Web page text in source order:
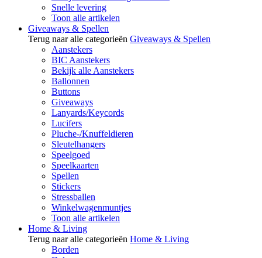
Snelle levering
Toon alle artikelen
Giveaways & Spellen
Terug naar alle categorieën Giveaways & Spellen
Aanstekers
BIC Aanstekers
Bekijk alle Aanstekers
Ballonnen
Buttons
Giveaways
Lanyards/Keycords
Lucifers
Pluche-/Knuffeldieren
Sleutelhangers
Speelgoed
Speelkaarten
Spellen
Stickers
Stressballen
Winkelwagenmuntjes
Toon alle artikelen
Home & Living
Terug naar alle categorieën Home & Living
Borden